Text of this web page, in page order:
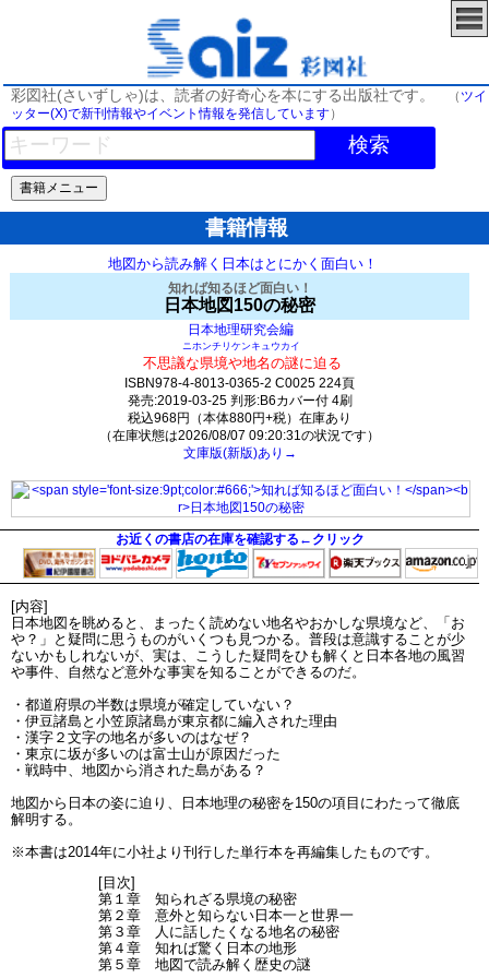
彩図社(さいずしゃ)は、読者の好奇心を本にする出版社です。 （ ツイ
ッター(X)で新刊情報やイベント情報を発信しています）
検索
書籍情報
地図から読み解く日本はとにかく面白い！
知れば知るほど面白い！
日本地図150の秘密
日本地理研究会編
ニホンチリケンキュウカイ
不思議な県境や地名の謎に迫る
ISBN978-4-8013-0365-2 C0025 224頁
発売:2019-03-25 判形:B6カバー付 4刷
税込968円（本体880円+税）在庫あり
（在庫状態は2026/08/07 09:20:31の状況です）
文庫版(新版)あり→
お近くの書店の在庫を確認する←クリック
[内容]
日本地図を眺めると、まったく読めない地名やおかしな県境など、「お
や？」と疑問に思うものがいくつも見つかる。普段は意識することが少
ないかもしれないが、実は、こうした疑問をひも解くと日本各地の風習
や事件、自然など意外な事実を知ることができるのだ。
・都道府県の半数は県境が確定していない？
・伊豆諸島と小笠原諸島が東京都に編入された理由
・漢字２文字の地名が多いのはなぜ？
・東京に坂が多いのは富士山が原因だった
・戦時中、地図から消された島がある？
地図から日本の姿に迫り、日本地理の秘密を150の項目にわたって徹底
解明する。
※本書は2014年に小社より刊行した単行本を再編集したものです。
[目次]
第１章 知られざる県境の秘密
第２章 意外と知らない日本一と世界一
第３章 人に話したくなる地名の秘密
第４章 知れば驚く日本の地形
第５章 地図で読み解く歴史の謎